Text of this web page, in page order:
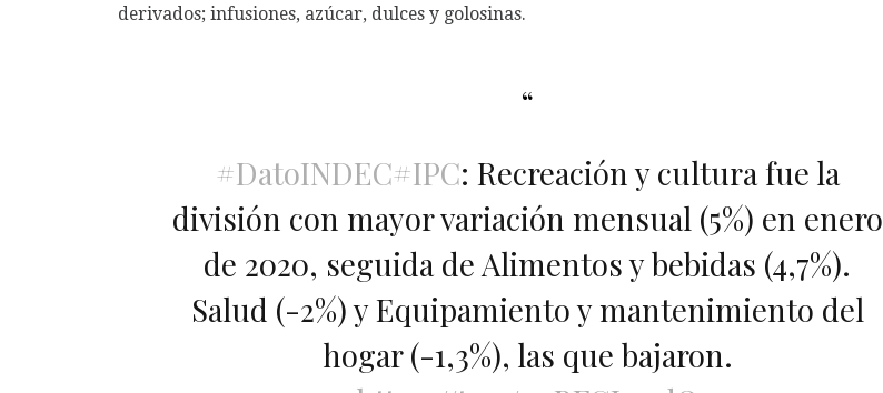
derivados; infusiones, azúcar, dulces y golosinas.
#DatoINDEC#IPC: Recreación y cultura fue la
división con mayor variación mensual (5%) en enero
de 2020, seguida de Alimentos y bebidas (4,7%).
Salud (-2%) y Equipamiento y mantenimiento del
hogar (-1,3%), las que bajaron.